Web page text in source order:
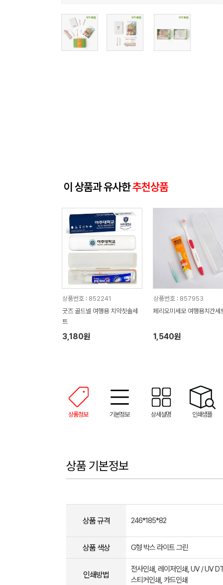
이 상품과 유사한추천상품
상품번호 : 852241
굿즈 골드넬 여행용 치약칫솔세
트
3,180원
상품번호 : 857953
페리오미세모 여행용치간세
1,540원
상품정보 기본정보 상세설명 인쇄샘플
상품 기본정보
상품 규격 246*185*82
상품 색상 G형 박스 라이트 그린
인쇄방법
전사인쇄, 레이저인쇄, UV / UV
스티커인쇄, 카드인쇄